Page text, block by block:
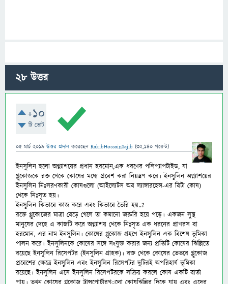
28উত্তর
+10
টি ভোট
05 মার্চ 2019 উত্তর প্রদান করেছেন RakibHossainSajib (32,140 পয়েন্ট)
ইনসুলিন হলো অগ্ন্যাশয়ের প্রধান হরমোন,এক ধরণের পলিপ্যাপটাইড, যা
গ্লুকোজকে রক্ত থেকে কোষের মধ্যে প্রবেশ করা নিয়ন্ত্রণ করে। ইনসুলিন অগ্ন্যাশয়ের
ইনসুলিন নিঃসরণকারী কোষগুলো (আইল্যেটস অব ল্যাঙ্গারহেন্স-এর বিটা কোষ)
থেকে নিঃসৃত হয়।
ইনসুলিন কিভাবে কাজ করে এবং কিভাবে তৈরি হয়..?
রক্তে গ্লুকোজের মাত্রা বেড়ে গেলে তা কমানো জরুরি হয়ে পড়ে। একজন সুস্থ
মানুষের দেহে এ কাজটি করে অগ্ন্যাশয় থেকে নিঃসৃত এক ধরনের প্রাণরস বা
হরমোন, এর নাম ইনসুলিন। কোষের গ্লুকোজ গ্রহণে ইনসুলিন এক বিশেষ ভূমিকা
পালন করে। ইনসুলিনকে কোষের সঙ্গে সংযুক্ত করার জন্য প্রতিটি কোষের ঝিল্লিতে
রয়েছে ইনসুলিন রিসেপটর (ইনসুলিন গ্রাহক)। রক্ত থেকে কোষের ভেতরে গ্লুকোজ
প্রবেশের ক্ষেত্রে ইনসুলিন এবং ইনসুলিন রিসেপটর দুটিরই অপরিহার্য ভূমিকা
রয়েছে। ইনসুলিন এসে ইনসুলিন রিসেপটরকে সক্রিয় করলে কোষ একটি বার্তা